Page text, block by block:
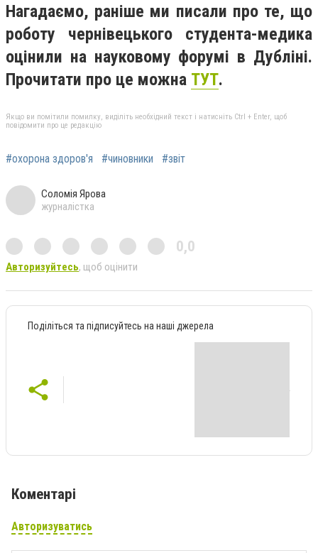
Нагадаємо, раніше ми писали про те, що
роботу чернівецького студента-медика
оцінили на науковому форумі в Дубліні.
Прочитати про це можна ТУТ.
Якщо ви помітили помилку, виділіть необхідний текст і натисніть Ctrl + Enter, щоб
повідомити про це редакцію
#охорона здоров'я #чиновники #звіт
Соломія Ярова
журналістка
0,0
Авторизуйтесь, щоб оцінити
Поділіться та підписуйтесь на наші джерела
Коментарі
Авторизуватись